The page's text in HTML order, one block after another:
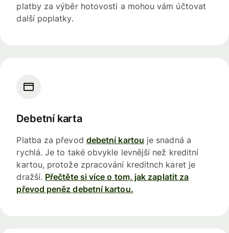
platby za výběr hotovosti a mohou vám účtovat
další poplatky.
Debetní karta
Platba za převod debetní kartou je snadná a
rychlá. Je to také obvykle levnější než kreditní
kartou, protože zpracování kreditnch karet je
dražší. Přečtěte si více o tom, jak zaplatit za
převod peněz debetní kartou.